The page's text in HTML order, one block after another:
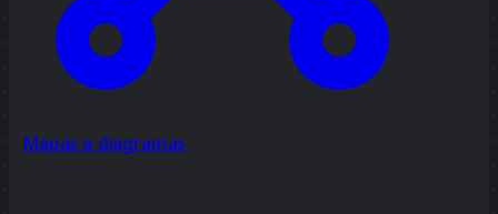
Mapas e diagramas